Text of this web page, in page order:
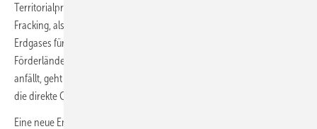
Territorialprinzip vor. Sie schreibt die Emissionen sowohl aus dem
Fracking, als auch aus dem Energieeinsatz zur Verflüssigung des
Erdgases für Schiffstransporte und den Schifffahrten den
Förderländern zu. Nur was hierzulande noch für die Regasifizierung
anfällt, geht demnach in die deutsche Bilanz ein wie ebenso natürlich
die direkte Gasverbrennung.
Eine neue Entwicklung ist auch die 2023 begonnene deutliche